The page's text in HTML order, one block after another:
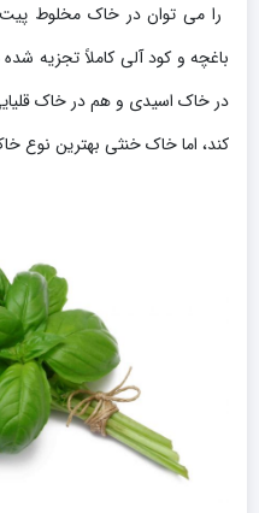
کند، اما خاک خنثی بهترین نوع